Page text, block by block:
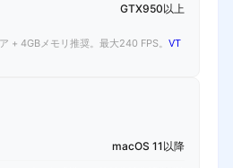
GTX950以上
+ 4GBメモリ推奨。最大240 FPS。 VT
macOS 11以降